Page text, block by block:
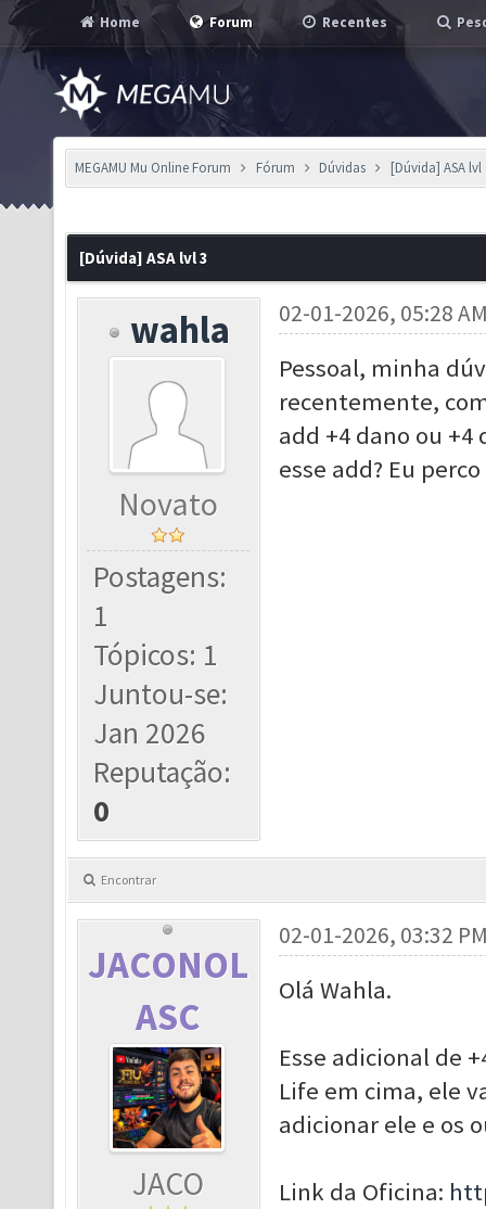
Home Forum Recentes
MEGAMU Mu Online Forum Fórum Dúvidas [Dúvida] ASA lvl
[Dúvida] ASA lvl 3
wahla
Novato
Postagens:
1
Tópicos: 1
Juntou-se:
Jan 2026
Reputação:
0
02-01-2026, 05:28
Pessoal, minha
recentemente,
add +4 dano ou +4
esse add? Eu
Encontrar
JACONOL
ASC
JACO
02-01-2026, 03:32
Olá Wahla.
Esse adicional de
Life em cima, ele
adicionar ele e os
Link da Oficina: